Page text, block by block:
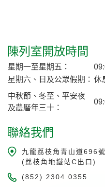
陳列室開放時間
星期一至星期五：
星期六、日及公眾假期： 休
中秋節、冬至、平安夜
及農曆年三十：
聯絡我們
九龍荔枝角青山道696
(荔枝角地鐵站C出口)
(852) 2304 0355